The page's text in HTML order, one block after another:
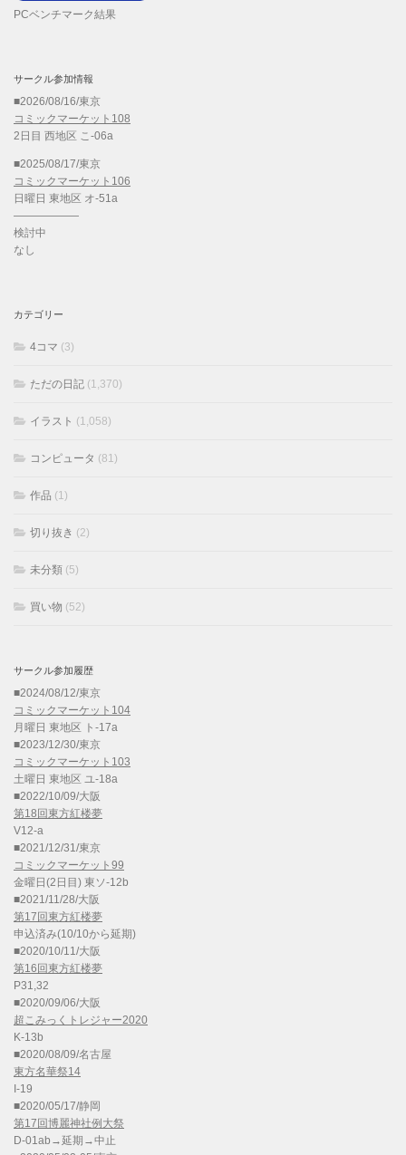
PCベンチマーク結果
サークル参加情報
■2026/08/16/東京
コミックマーケット108
2日目 西地区 こ-06a
■2025/08/17/東京
コミックマーケット106
日曜日 東地区 オ-51a
——————
検討中
なし
カテゴリー
4コマ (3)
ただの日記 (1,370)
イラスト (1,058)
コンピュータ (81)
作品 (1)
切り抜き (2)
未分類 (5)
買い物 (52)
サークル参加履歴
■2024/08/12/東京
コミックマーケット104
月曜日 東地区 ト-17a
■2023/12/30/東京
コミックマーケット103
土曜日 東地区 ユ-18a
■2022/10/09/大阪
第18回東方紅楼夢
V12-a
■2021/12/31/東京
コミックマーケット99
金曜日(2日目) 東ソ-12b
■2021/11/28/大阪
第17回東方紅楼夢
申込済み(10/10から延期)
■2020/10/11/大阪
第16回東方紅楼夢
P31,32
■2020/09/06/大阪
超こみっくトレジャー2020
K-13b
■2020/08/09/名古屋
東方名華祭14
I-19
■2020/05/17/静岡
第17回博麗神社例大祭
D-01ab→延期→中止